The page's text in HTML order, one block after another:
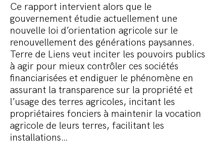
Ce rapport intervient alors que le
gouvernement étudie actuellement une
nouvelle loi d’orientation agricole sur le
renouvellement des générations paysannes.
Terre de Liens veut inciter les pouvoirs publics
à agir pour mieux contrôler ces sociétés
financiarisées et endiguer le phénomène en
assurant la transparence sur la propriété et
l’usage des terres agricoles, incitant les
propriétaires fonciers à maintenir la vocation
agricole de leurs terres, facilitant les
installations…